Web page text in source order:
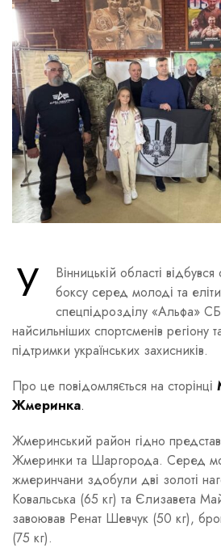
У
Вінницькій області
боксу серед молоді та
спецпідрозділу «Альфа»
найсильніших спортсменів регіону
підтримки українських захисників.
Про це повідомляється на сторінці
Жмеринка.
Жмеринський район гідно
Жмеринки та Шаргорода. Серед
жмеринчани здобули дві золоті
Ковальська (65 кг) та Єлизавета
завоював Ренат Шевчук (50 кг),
(75 кг).